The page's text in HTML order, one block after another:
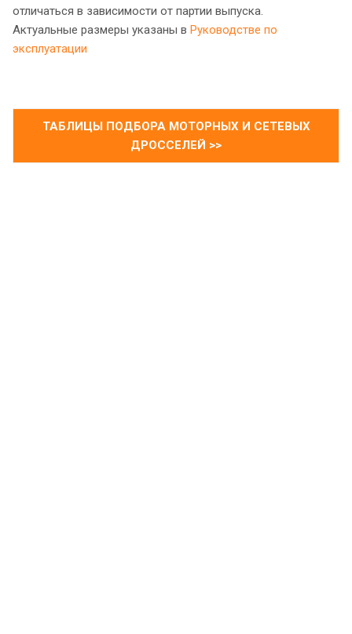
отличаться в зависимости от партии выпуска.
Актуальные размеры указаны в Руководстве по
эксплуатации
ТАБЛИЦЫ ПОДБОРА МОТОРНЫХ И СЕТЕВЫХ
ДРОССЕЛЕЙ >>